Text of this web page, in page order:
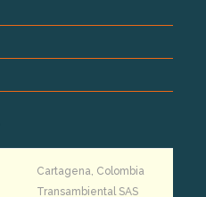
Cartagena, Colombia
Transambiental SAS